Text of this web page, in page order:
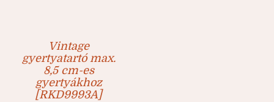
Vintage
gyertyatartó max.
8,5 cm-es
gyertyákhoz
[RKD9993A]